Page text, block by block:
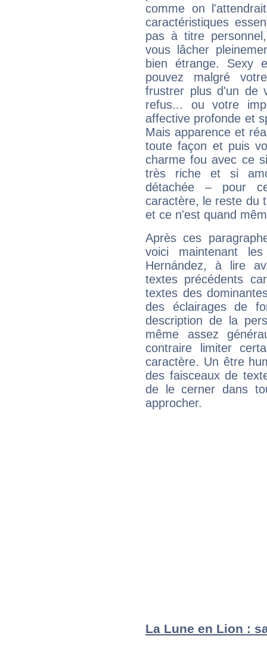
comme on
caractéristiques
pas à titre
vous lâcher
bien étrange. Sexy
pouvez malgré
frustrer plus d'un de
refus... ou votre
affective profonde et
Mais apparence et
toute façon et puis
charme fou avec ce
très riche et si
détachée – pour
caractère, le reste du
et ce n'est quand
Après ces
voici maintenant
Hernández, à lire
textes précédents
textes des
des éclairages de
description de la
même assez
contraire limiter
caractère. Un être
des faisceaux de
de le cerner dans
approcher.
La Lune en Lion :